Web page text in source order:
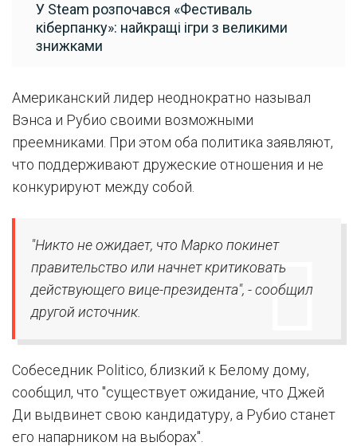
У Steam розпочався «Фестиваль
кіберпанку»: найкращі ігри з великими
знижками
Американский лидер неоднократно называл
Вэнса и Рубио своими возможными
преемниками. При этом оба политика заявляют,
что поддерживают дружеские отношения и не
конкурируют между собой.
"Никто не ожидает, что Марко покинет
правительство или начнет критиковать
действующего вице-президента", - сообщил
другой источник.
Собеседник Politico, близкий к Белому дому,
сообщил, что "существует ожидание, что Джей
Ди выдвинет свою кандидатуру, а Рубио станет
его напарником на выборах".